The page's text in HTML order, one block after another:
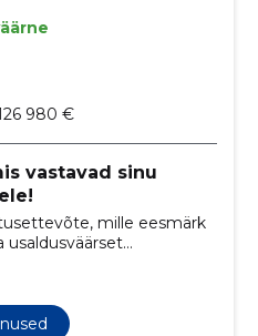
980 €
vastavad sinu
mille eesmärk
usaldusväärset
meeskond tagab
kõrgeima kvaliteedi,